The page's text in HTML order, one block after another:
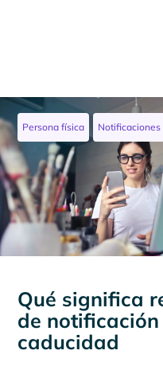
Persona física Notificaciones
Qué significa
de
caducidad